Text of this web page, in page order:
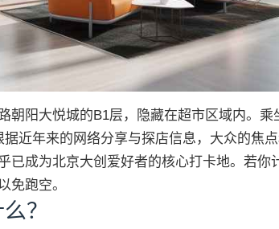
朝阳大悦城的B1层，隐藏在超市区域内。乘
近年来的网络分享与探店信息，大众的焦点
已成为北京大创爱好者的核心打卡地。若你
免跑空。
？